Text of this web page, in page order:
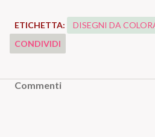
ETICHETTA:
DISEGNI DA
CONDIVIDI
Commenti